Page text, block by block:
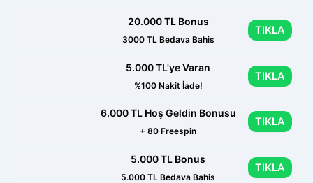
20.000 TL Bonus
3000 TL Bedava Bahis
TIKLA
5.000 TL'ye Varan
%100 Nakit İade!
TIKLA
6.000 TL Hoş Geldin Bonusu
+ 80 Freespin
TIKLA
5.000 TL Bonus
5.000 TL Bedava Bahis
TIKLA